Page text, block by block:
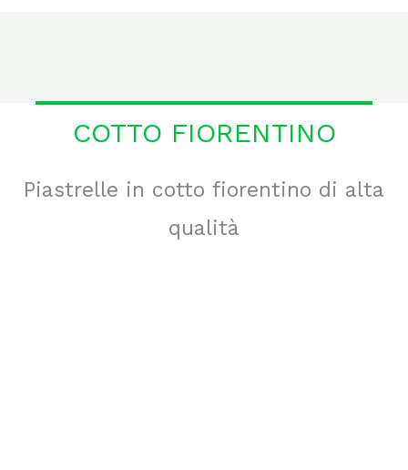
COTTO FIORENTINO
Piastrelle in cotto fiorentino di alta
qualità